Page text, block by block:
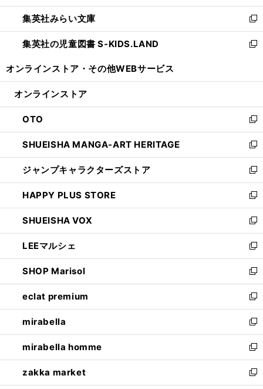
開
く
ウ
で
開
く
ン
ド
ウ
で
ウ
ィ
ン
ド
開
集英社みらい文庫
新
し
い
ン
ウ
で
開
く
集英社の児童図書 S-KIDS.LAND
新
ウ
ン
ド
ウ
で
開
く
オンラインストア・ その他WEBサービス
オンラインストア
OTO
新
し
い
ウ
ィ
ン
ド
ウ
で
開
く
SHUEISHA MANGA-ART HERITAGE
新
し
い
ウ
ィ
ン
ド
ウ
で
開
く
ジャンプキャラクターズストア
新
し
い
ウ
ィ
ン
ド
ウ
で
開
く
HAPPY PLUS STORE
新
し
い
ウ
ィ
ン
ド
ウ
で
開
く
SHUEISHA VOX
新
し
い
ウ
ィ
ン
ド
ウ
で
開
く
LEEマルシェ
新
し
い
ウ
ィ
ン
ド
ウ
で
開
く
SHOP Marisol
新
し
い
ウ
ィ
ン
ド
ウ
で
開
eclat premium
新
し
い
ウ
ィ
ン
ド
ウ
mirabella
新
し
い
ウ
ィ
ン
mirabella homme
新
し
い
ウ
zakka market
新